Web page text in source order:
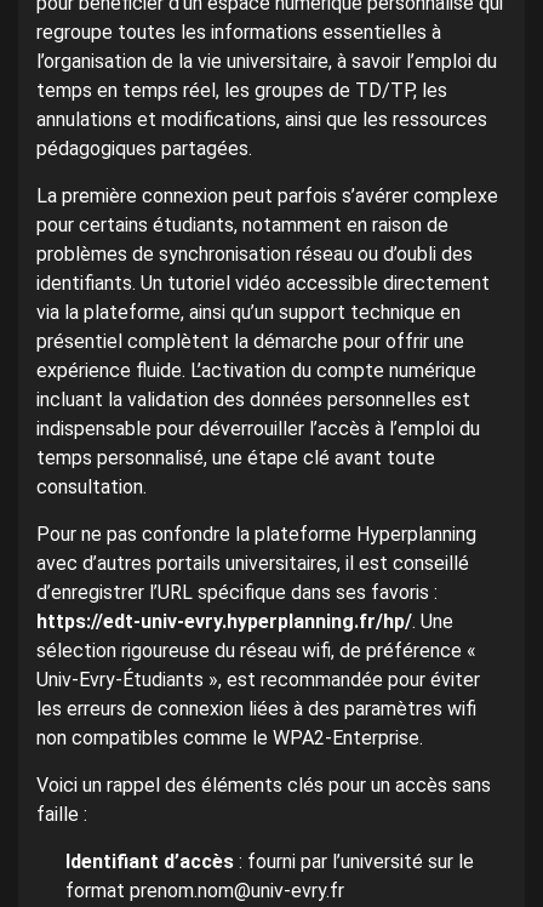
regroupe toutes les informations essentielles à
l’organisation de la vie universitaire, à savoir l’emploi du
temps en temps réel, les groupes de TD/TP, les
annulations et modifications, ainsi que les ressources
pédagogiques partagées.
La première connexion peut parfois s’avérer complexe
pour certains étudiants, notamment en raison de
problèmes de synchronisation réseau ou d’oubli des
identifiants. Un tutoriel vidéo accessible directement
via la plateforme, ainsi qu’un support technique en
présentiel complètent la démarche pour offrir une
expérience fluide. L’activation du compte numérique
incluant la validation des données personnelles est
indispensable pour déverrouiller l’accès à l’emploi du
temps personnalisé, une étape clé avant toute
consultation.
Pour ne pas confondre la plateforme Hyperplanning
avec d’autres portails universitaires, il est conseillé
d’enregistrer l’URL spécifique dans ses favoris :
https://edt-univ-evry.hyperplanning.fr/hp/. Une
sélection rigoureuse du réseau wifi, de préférence «
Univ-Evry-Étudiants », est recommandée pour éviter
les erreurs de connexion liées à des paramètres wifi
non compatibles comme le WPA2-Enterprise.
Voici un rappel des éléments clés pour un accès sans
faille :
Identifiant d’accès : fourni par l’université sur le
format prenom.nom@univ-evry.fr